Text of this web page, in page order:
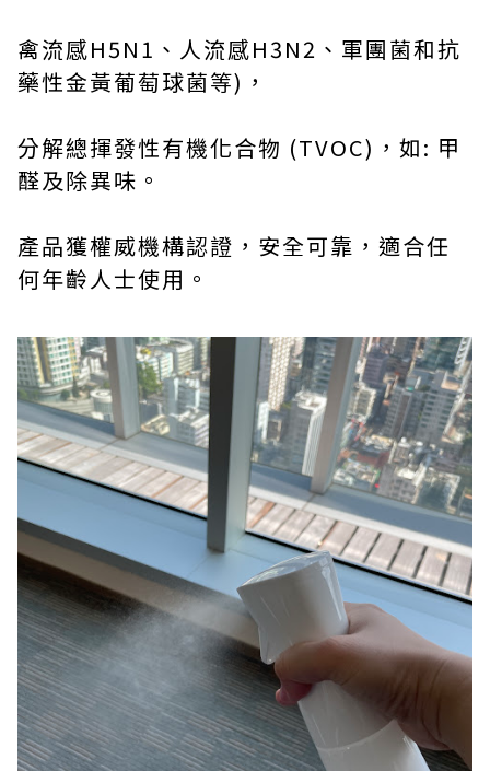
禽流感H5N1、人流感H3N2、軍團菌和抗
藥性金黃葡萄球菌等)，
分解總揮發性有機化合物 (TVOC)，如: 甲
醛及除異味。
產品獲權威機構認證，安全可靠，適合任
何年齡人士使用。